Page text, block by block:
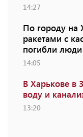
14:27
По городу на
ракетами с
погибли люди
14:05
В Харькове в
воду и
13:20